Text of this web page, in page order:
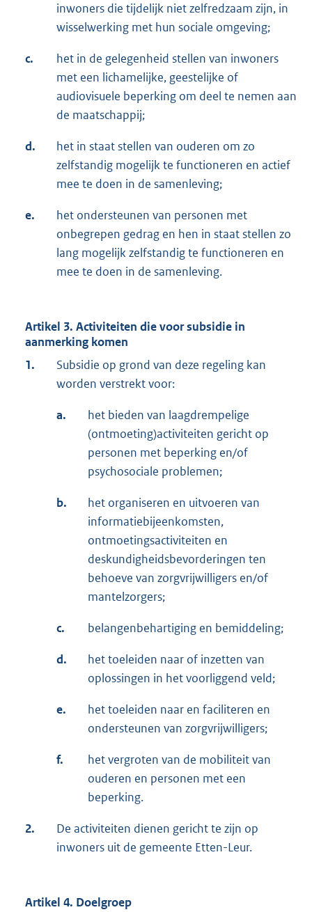
inwoners die tijdelijk niet zelfredzaam zijn, in
wisselwerking met hun sociale omgeving;
c.
het in de gelegenheid stellen van inwoners
met een lichamelijke, geestelijke of
audiovisuele beperking om deel te nemen aan
de maatschappij;
d.
het in staat stellen van ouderen om zo
zelfstandig mogelijk te functioneren en actief
mee te doen in de samenleving;
e.
het ondersteunen van personen met
onbegrepen gedrag en hen in staat stellen zo
lang mogelijk zelfstandig te functioneren en
mee te doen in de samenleving.
Artikel 3. Activiteiten die voor subsidie in
aanmerking komen
1.
Subsidie op grond van deze regeling kan
worden verstrekt voor:
a.
het bieden van laagdrempelige
(ontmoeting)activiteiten gericht op
personen met beperking en/of
psychosociale problemen;
b.
het organiseren en uitvoeren van
informatiebijeenkomsten,
ontmoetingsactiviteiten en
deskundigheidsbevorderingen ten
behoeve van zorgvrijwilligers en/of
mantelzorgers;
c. belangenbehartiging en bemiddeling;
d.
het toeleiden naar of inzetten van
oplossingen in het voorliggend veld;
e.
het toeleiden naar en faciliteren en
ondersteunen van zorgvrijwilligers;
f.
het vergroten van de mobiliteit van
ouderen en personen met een
beperking.
2.
De activiteiten dienen gericht te zijn op
inwoners uit de gemeente Etten-Leur.
Artikel 4. Doelgroep